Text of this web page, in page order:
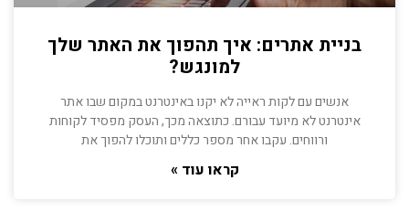
בניית אתרים: איך תהפוך את האתר שלך
למונגש?
אנשים עם לקות ראייה לא יקנו באינטרנט במקום שבו אתר
אינטרנט לא מיועד עבורם. כתוצאה מכך, העסק מפסיד לקוחות
ורווחים. עקבו אחר מספר כללים ותוכלו להפוך את
קראו עוד »